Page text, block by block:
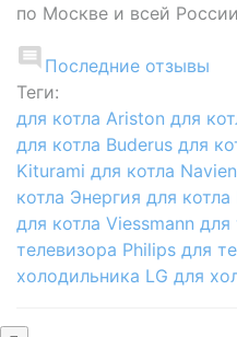
по Москве и всей России
Последние отзывы
Теги:
для котла Ariston для
для котла Buderus для
Kiturami для котла Navien
котла Энергия для котла
для котла Viessmann для
телевизора Philips для
холодильника LG для